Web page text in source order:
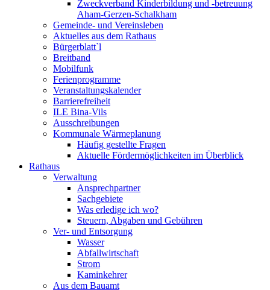
Zweckverband Kinderbildung und -betreuung
Aham-Gerzen-Schalkham
Gemeinde- und Vereinsleben
Aktuelles aus dem Rathaus
Bürgerblatt`l
Breitband
Mobilfunk
Ferienprogramme
Veranstaltungskalender
Barrierefreiheit
ILE Bina-Vils
Ausschreibungen
Kommunale Wärmeplanung
Häufig gestellte Fragen
Aktuelle Fördermöglichkeiten im Überblick
Rathaus
Verwaltung
Ansprechpartner
Sachgebiete
Was erledige ich wo?
Steuern, Abgaben und Gebühren
Ver- und Entsorgung
Wasser
Abfallwirtschaft
Strom
Kaminkehrer
Aus dem Bauamt